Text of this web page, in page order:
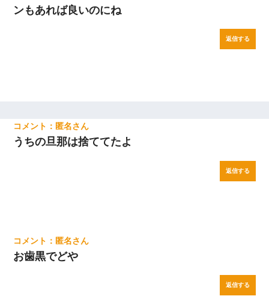
ンもあれば良いのにね
返信する
匿名
うちの旦那は捨ててたよ
返信する
匿名
お歯黒でどや
返信する